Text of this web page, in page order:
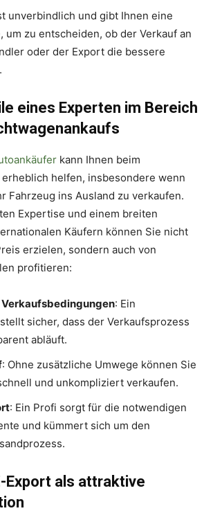
unverbindlich und gibt Ihnen eine
um zu entscheiden, ob der Verkauf an
oder der Export die bessere
eines Experten im Bereich
kann Ihnen beim
helfen, insbesondere wenn
Fahrzeug ins Ausland zu verkaufen.
Expertise und einem breiten
Käufern können Sie nicht
erzielen, sondern auch von
profitieren:
: Ein
sicher, dass der Verkaufsprozess
abläuft.
: Ohne zusätzliche Umwege können Sie
und unkompliziert verkaufen.
: Ein Profi sorgt für die notwendigen
und kümmert sich um den
Export als attraktive